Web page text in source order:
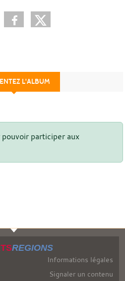
L'ALBUM
pouvoir participer aux
REGIONS
Informations légales
Signaler un contenu